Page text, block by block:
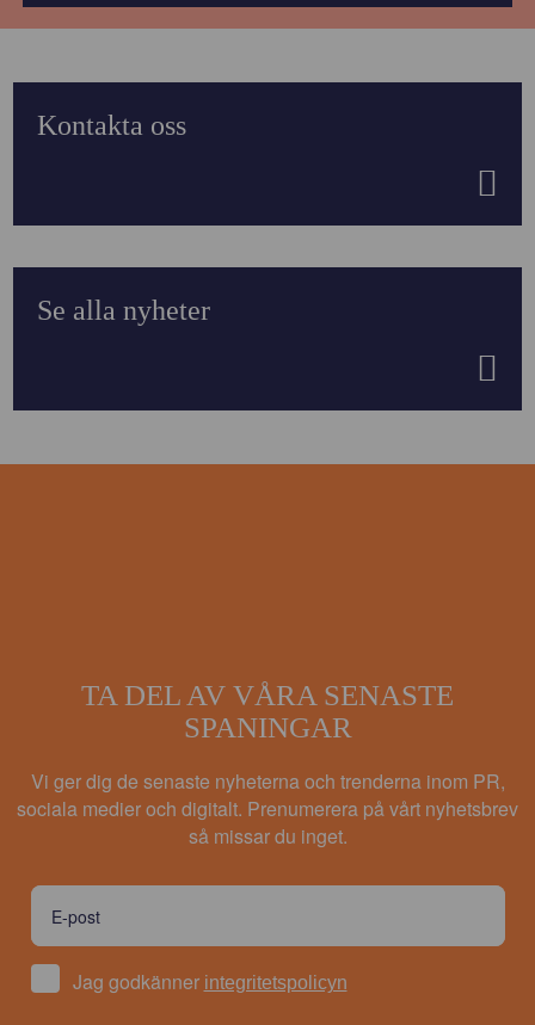
Kontakta oss
Se alla nyheter
TA DEL AV VÅRA SENASTE
SPANINGAR
Vi ger dig de senaste nyheterna och trenderna inom PR,
sociala medier och digitalt. Prenumerera på vårt nyhetsbrev
så missar du inget.
Jag godkänner integritetspolicyn